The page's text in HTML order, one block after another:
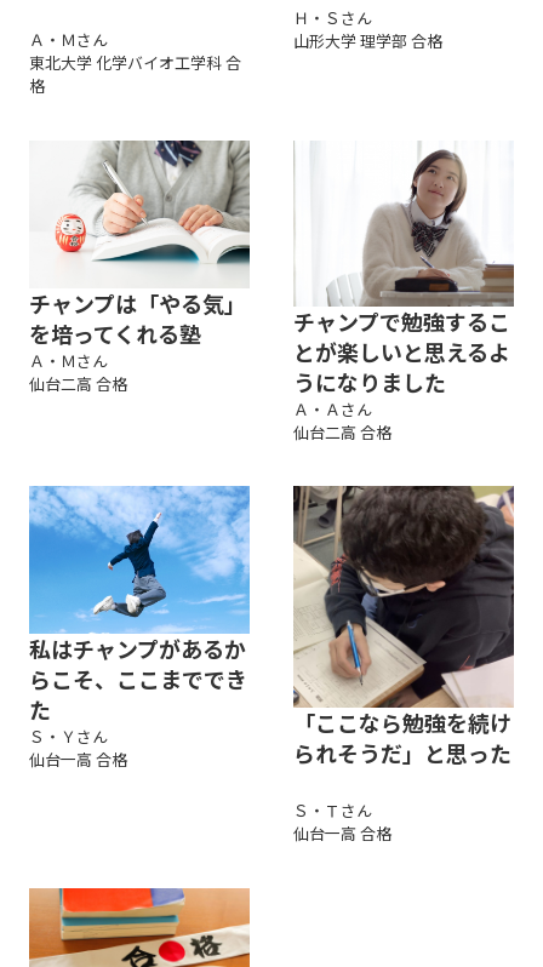
Ａ・Ｍさん
東北大学 化学バイオ工学科 合
格
Ｈ・Ｓさん
山形大学 理学部 合格
チャンプは「やる気」
を培ってくれる塾
Ａ・Ｍさん
仙台二高 合格
チャンプで勉強するこ
とが楽しいと思えるよ
うになりました
Ａ・Ａさん
仙台二高 合格
私はチャンプがあるか
らこそ、ここまででき
た
Ｓ・Ｙさん
仙台一高 合格
「ここなら勉強を続け
られそうだ」と思った
Ｓ・Ｔさん
仙台一高 合格